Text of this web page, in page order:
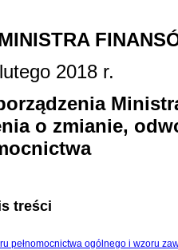
2018 r.
o zmianie,
treści
pełnomocnictwa ogólnego i wzoru